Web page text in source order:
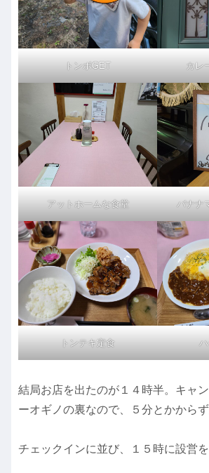
トンボGET カレ
アットホームな食堂 バナナ
トンテキ定食
結局お店を出たのが１４時半。キャ
ーオギノの裏なので、５分とかからず
チェックインに並び、１５時に設営を